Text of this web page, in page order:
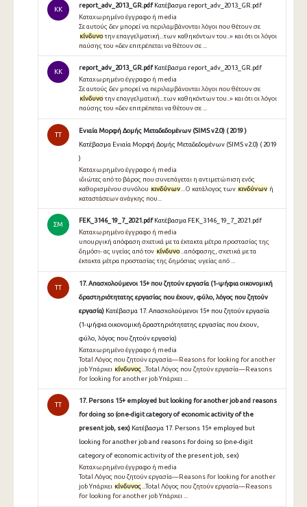
KK
report_adv_2013_GR.pdf Κατέβασμα report_adv_2013_GR.pdf
Καταχωρημένο έγγραφο ή media
Σε αυτούς δεν μπορεί να περιλαμβάνονται λόγοι που θέτουν σε
κίνδυνοτην επαγγελματική...των καθηκόντων του..» και ότι οι λόγοι
παύσης του «δεν επιτρέπεται να θέτουν σε ...
KK
report_adv_2013_GR.pdf Κατέβασμα report_adv_2013_GR.pdf
Καταχωρημένο έγγραφο ή media
Σε αυτούς δεν μπορεί να περιλαμβάνονται λόγοι που θέτουν σε
κίνδυνοτην επαγγελματική...των καθηκόντων του..» και ότι οι λόγοι
παύσης του «δεν επιτρέπεται να θέτουν σε ...
TT
Ενιαία Μορφή Δομής Μεταδεδομένων (SIMS v2.0) ( 2019 )
Κατέβασμα Ενιαία Μορφή Δομής Μεταδεδομένων (SIMS v2.0) ( 2019
)
Καταχωρημένο έγγραφο ή media
ιδιώτες από το βάρος που συνεπάγεται η αντιμετώπιση ενός
καθορισμένου συνόλου κινδύνων ...Ο κατάλογος των κινδύνων ή
καταστάσεων ανάγκης που...
ΣΜ
FEK_3146_19_7_2021.pdf Κατέβασμα FEK_3146_19_7_2021.pdf
Καταχωρημένο έγγραφο ή media
υπουργική απόφαση σχετικά με τα έκτακτα μέτρα προστασίας της
δημόσι- ας υγείας από τον κίνδυνο...απόφασης, σχετικά με τα
έκτακτα μέτρα προστασίας της δημόσιας υγείας από ...
TT
17. Απασχολούμενοι 15+ που ζητούν εργασία (1-ψήφια οικονομική
δραστηριότητατης εργασίας που έχουν, φύλο, λόγος που ζητούν
εργασία) Κατέβασμα 17. Απασχολούμενοι 15+ που ζητούν εργασία
(1-ψήφια οικονομική δραστηριότητατης εργασίας που έχουν,
φύλο, λόγος που ζητούν εργασία)
Καταχωρημένο έγγραφο ή media
Total Λόγος που ζητούν εργασία—Reasons for looking for another
job Υπάρχει κίνδυνος ...Total Λόγος που ζητούν εργασία—Reasons
for looking for another job Υπάρχει ...
TT
17. Persons 15+ employed but looking for another job and reasons
for doing so (one-digit category of economic activity of the
present job, sex) Κατέβασμα 17. Persons 15+ employed but
looking for another job and reasons for doing so (one-digit
category of economic activity of the present job, sex)
Καταχωρημένο έγγραφο ή media
Total Λόγος που ζητούν εργασία—Reasons for looking for another
job Υπάρχει κίνδυνος...Total Λόγος που ζητούν εργασία—Reasons
for looking for another job Υπάρχει ...